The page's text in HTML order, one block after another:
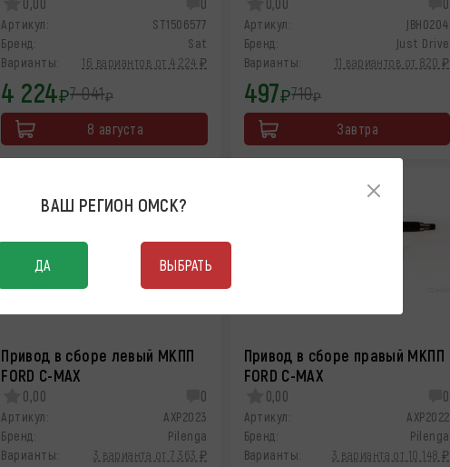
Артикул:
ST1506577
Бренд:
Sat
Варианты:
16 вариантов от 4 224 ₽
4 224₽7 041₽
8 августа
Артикул:
JBH0204
Бренд:
Just Drive
Варианты:
11 вариантов от 820 ₽
497₽710₽
Завтра
Привод в сборе левый МКПП
FORD C-MAX
0,00 0
Артикул:
AXP2023
Бренд:
Pilenga
Варианты:
3 варианта от 7 363 ₽
-40%
Привод в сборе правый МКПП
FORD C-MAX
0,00 0
Артикул:
AXP2022
Бренд:
Pilenga
Варианты:
3 варианта от 10 148 ₽
ВАШ РЕГИОН ОМСК?
ДА ВЫБРАТЬ